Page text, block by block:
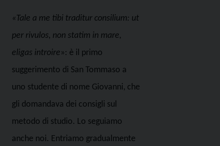
«Tale a me tibi traditur consilium: ut
per rivulos, non statim in mare,
eligas introire»: è il primo
suggerimento di San Tommaso a
uno studente di nome Giovanni, che
gli domandava dei consigli sul
metodo di studio. Lo seguiamo
anche noi. Entriamo gradualmente